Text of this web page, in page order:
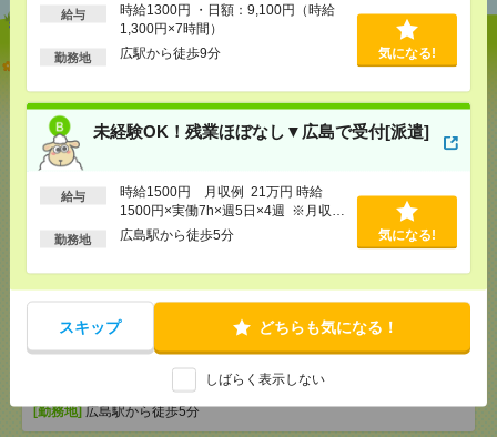
給与
時給1300円 ・日額：9,100円（時給
1,300円×7時間）
勤務地 広駅から徒歩9分 気になる!
未経験OK！残業ほぼなし▼広島で受付[派遣]
給与
時給1500円 月収例 21万円 時給
1500円×実働7h×週5日×4週 ※月収例
を保証するものではありません。※給
勤務地 広島駅から徒歩5分 気になる!
スキップ どちらも気になる！
しばらく表示しない
【単発】呉市広／8／8・9・22・23日＊自動車ディー
[給 与]
時給1300円 ・日額：9,100円（時給1,300
円×7時間）
[交通費]・自転車通勤可 ・車通勤可(駐車場無料)
[勤務地]広駅から徒歩9分
未経験OK！残業ほぼなし▼広島で受付[派遣]
[給 与]時給1500円 月収例 21万円 時給1500円×
実働7h×週5日×4週 ※月収例を保証するものではあ
りません。※給与即受取りサービス利用可（利用条
1ヶ月3万円を上限として実費支給
[勤務地]広島駅から徒歩5分